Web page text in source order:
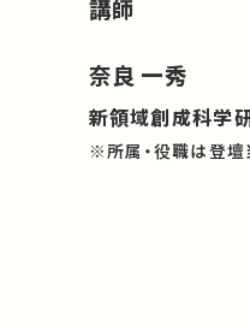
講師
奈良 一秀
新領域創成科学
※所属・役職は登壇